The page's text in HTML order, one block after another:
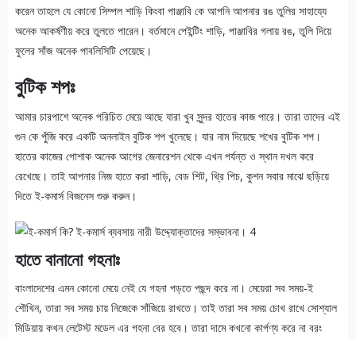
করেন তাহলে যে কোনো সিম্পল শাড়ি কিংবা পাঞ্জাবি কে আপনি আপনার রঙ তুলির সাহায্যে
অনেক আকর্ষণীয় করে তুলতে পারেন। বর্তমানে পেইন্টিং শাড়ি, পাঞ্জাবির গলায় রঙ, তুলি দিয়ে
ফুলের সাঁজ অনেক পাবলিসিটি পেয়েছে।
বুটিক শপঃ
আমার চারপাশে অনেক পরিচিত মেয়ে আছে যারা খুব সুন্দর হাতের কাজ পারে। তারা তাদের এই
গুন কে পুঁজি করে একটি অনলাইন বুটিক শপ খুলেছে। যার নাম দিয়েছে শখের বুটিক শপ।
হাতের কাজের পোশাক অনেক আগের জেনারেশন থেকে এখন পর্যন্ত ও স্থান দখল করে
রেখেছে। তাই আপনার নিজ হাতে করা শাড়ি, বেড শিট, থ্রি পিচ, কুশন সবার মাঝে ছড়িয়ে
দিতে ই-কমার্স বিজনেস শুরু করুন।
হাতে বানানো গহনাঃ
বাংলাদেশের এমন কোনো মেয়ে নেই যে গহনা পড়তে পছন্দ করে না। মেয়েরা সব সময়-ই
শৌখিন, তারা সব সময় চায় নিজেকে সাঁজিয়ে রাখতে। তাই তারা সব সময় চোখ রাখে সোশ্যাল
মিডিয়ায় কখন লেটেস্ট মডেল এর গহনা বের হবে। তারা দামে কখনো কার্পণ্য করে না বরং